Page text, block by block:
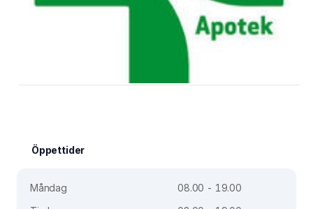
Öppettider
Måndag
08.00 - 19.00